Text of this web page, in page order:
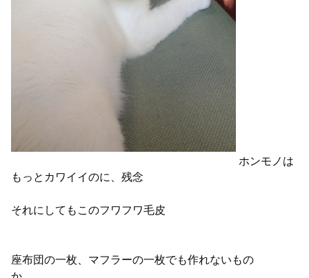
ホンモノは
もっとカワイイのに、残念
それにしてもこのフワフワ毛皮
座布団の一枚、マフラーの一枚でも作れないもの